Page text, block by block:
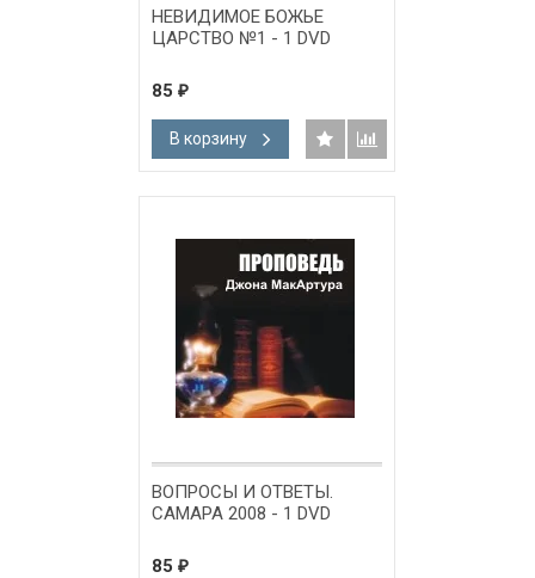
НЕВИДИМОЕ БОЖЬЕ
ЦАРСТВО №1 - 1 DVD
85 ₽
В корзину
ВОПРОСЫ И ОТВЕТЫ.
САМАРА 2008 - 1 DVD
85 ₽